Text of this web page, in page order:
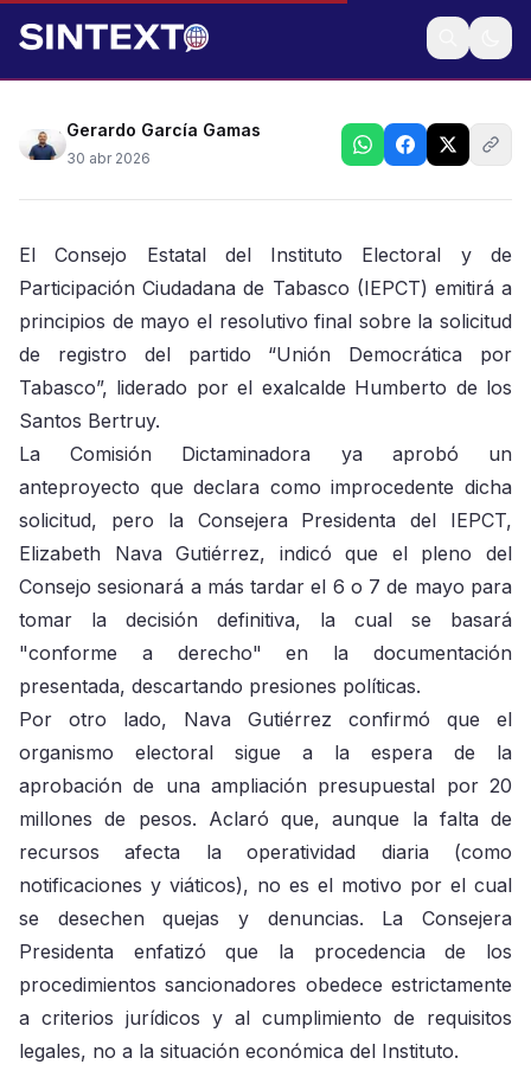
20 mdp
Gerardo García Gamas
30 abr 2026
El Consejo Estatal del Instituto Electoral y de
Participación Ciudadana de Tabasco (IEPCT) emitirá a
principios de mayo el resolutivo final sobre la solicitud
de registro del partido “Unión Democrática por
Tabasco”, liderado por el exalcalde Humberto de los
Santos Bertruy.
La Comisión Dictaminadora ya aprobó un
anteproyecto que declara como improcedente dicha
solicitud, pero la Consejera Presidenta del IEPCT,
Elizabeth Nava Gutiérrez, indicó que el pleno del
Consejo sesionará a más tardar el 6 o 7 de mayo para
tomar la decisión definitiva, la cual se basará
"conforme a derecho" en la documentación
presentada, descartando presiones políticas.
Por otro lado, Nava Gutiérrez confirmó que el
organismo electoral sigue a la espera de la
aprobación de una ampliación presupuestal por 20
millones de pesos. Aclaró que, aunque la falta de
recursos afecta la operatividad diaria (como
notificaciones y viáticos), no es el motivo por el cual
se desechen quejas y denuncias. La Consejera
Presidenta enfatizó que la procedencia de los
procedimientos sancionadores obedece estrictamente
a criterios jurídicos y al cumplimiento de requisitos
legales, no a la situación económica del Instituto.